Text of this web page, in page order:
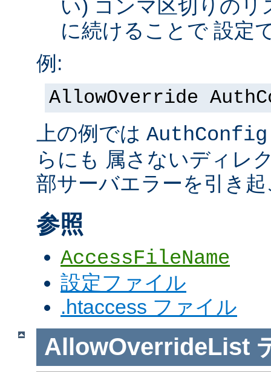
い) コンマ区切りの
に続けることで 設定
例:
AllowOverride
上の例では AuthConfig
らにも 属さないディレ
部サーバエラーを引き
参照
AccessFileName
設定ファイル
.htaccess ファイル
AllowOverrideList